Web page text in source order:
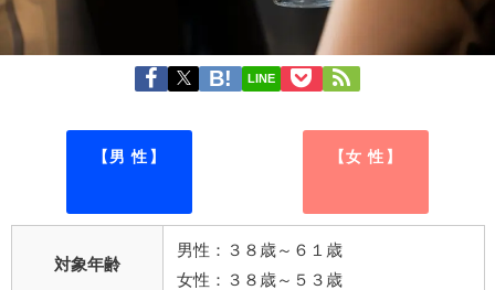
LINE
【男 性】 【女 性】
対象年齢
男性：３８歳～６１歳
女性：３８歳～５３歳